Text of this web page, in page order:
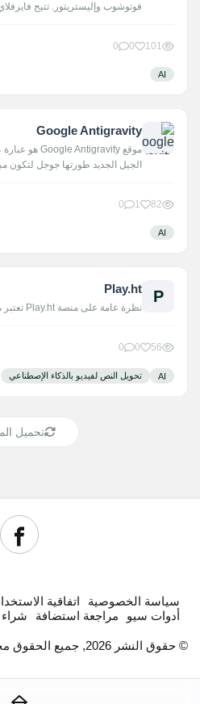
فوتوشوب وإليستريتور. تتيح
101
0
0
AI
Google Antigravity
الجيل الجديد طورتها جوجل لتكون
82
1
0
AI
P
Play.ht
نظرة عامة على منصة Play.ht تعتبر منصة...
56
0
0
AI تحويل النص لفيديو بالذكاء الإصطناعي
تحميل
سياسة الخصوصية اتفاقية
أدوات سيو
مراجعة استضافة
© حقوق النشر 2026, جميع الحقوق محفوظة.